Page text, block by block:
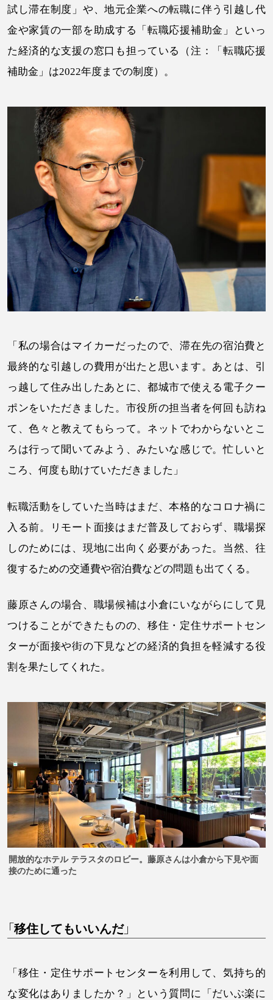
試し滞在制度」や、地元企業への転職に伴う引越し代
金や家賃の一部を助成する「転職応援補助金」といっ
た経済的な支援の窓口も担っている（注：「転職応援
補助金」は2022年度までの制度）。
「私の場合はマイカーだったので、滞在先の宿泊費と
最終的な引越しの費用が出たと思います。あとは、引
っ越して住み出したあとに、都城市で使える電子クー
ポンをいただきました。市役所の担当者を何回も訪ね
て、色々と教えてもらって。ネットでわからないとこ
ろは行って聞いてみよう、みたいな感じで。忙しいと
ころ、何度も助けていただきました」
転職活動をしていた当時はまだ、本格的なコロナ禍に
入る前。リモート面接はまだ普及しておらず、職場探
しのためには、現地に出向く必要があった。当然、往
復するための交通費や宿泊費などの問題も出てくる。
藤原さんの場合、職場候補は小倉にいながらにして見
つけることができたものの、移住・定住サポートセン
ターが面接や街の下見などの経済的負担を軽減する役
割を果たしてくれた。
開放的なホテル テラスタのロビー。藤原さんは小倉から下見や面
接のために通った
「移住してもいいんだ」
「移住・定住サポートセンターを利用して、気持ち的
な変化はありましたか？」という質問に「だいぶ楽に